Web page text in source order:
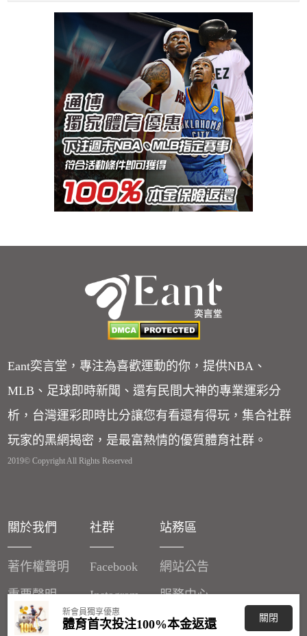
新會員獨享優惠
體育首次投注100%本金返還 關閉
Eant奕言堂，專注為喜歡運動的你，提供NBA、
MLB、足球即時新聞、還有民間大神的專業運彩分
析，台灣運彩即時比分讓您有看還有得玩，集合社群
玩家的黑網揭密，是最富熱情的優質體育社群。
2019© Copyright All Rights Reserved
關於我們
著作權聲明
重要聲明
廣告刊登
社群
Facebook
Instagram
站務區
網站公告
服務中心